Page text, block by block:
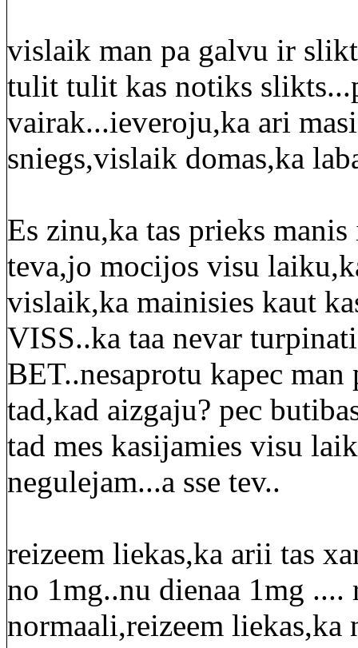
vislaik man pa galvu ir
tulit tulit kas notiks
vairak...ieveroju,ka ari
sniegs,vislaik domas,ka
Es zinu,ka tas prieks
teva,jo mocijos visu
vislaik,ka mainisies kaut
VISS..ka taa nevar
BET..nesaprotu kapec
tad,kad aizgaju? pec
tad mes kasijamies visu
negulejam...a sse tev..
reizeem liekas,ka arii tas
no 1mg..nu dienaa 1mg ....
normaali,reizeem liekas,ka